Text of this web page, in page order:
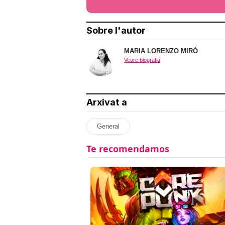
Sobre l'autor
MARIA LORENZO MIRÓ
Veure biografia
Arxivat a
General